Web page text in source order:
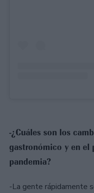
-¿Cuáles son los
gastronómico y en el
pandemia?
-La gente rápidamente